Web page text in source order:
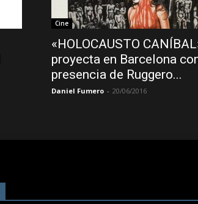
Cine
«HOLOCAUSTO
proyecta en Barcelona
presencia de Ruggero...
Daniel Fumero - 20/06/2016